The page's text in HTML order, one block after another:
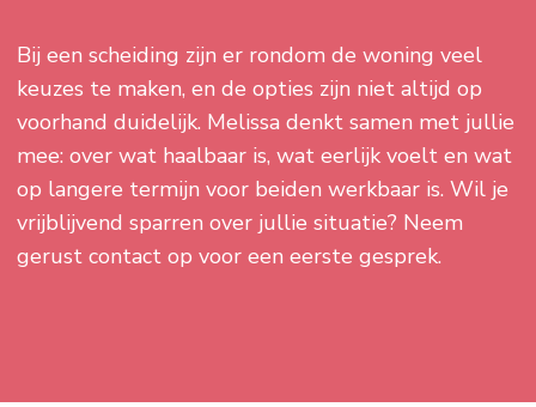
Bij een scheiding zijn er rondom de woning veel
keuzes te maken, en de opties zijn niet altijd op
voorhand duidelijk. Melissa denkt samen met jullie
mee: over wat haalbaar is, wat eerlijk voelt en wat
op langere termijn voor beiden werkbaar is. Wil je
vrijblijvend sparren over jullie situatie? Neem
gerust contact op voor een eerste gesprek.